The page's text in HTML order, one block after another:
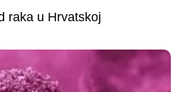
raka u Hrvatskoj